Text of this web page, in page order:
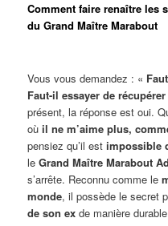
Comment faire renaître les
du Grand Maître Marabout
Vous vous demandez : «
Faut-il essayer de
présent, la réponse est oui.
oùil ne m’aime plus,
pensiez qu’il estimpossible
leGrand Maître Marabout
s’arrête. Reconnu comme le
monde, il possède le secret
de son ex de manière